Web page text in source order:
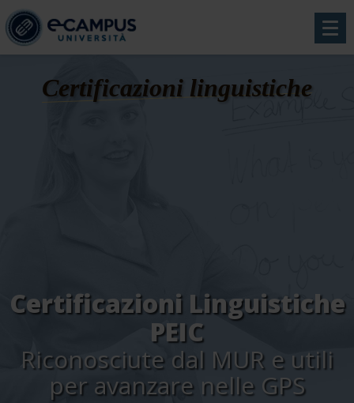
Certificazioni linguistiche
Certificazioni Linguistiche
PEIC
Riconosciute dal MUR e utili
per avanzare nelle GPS